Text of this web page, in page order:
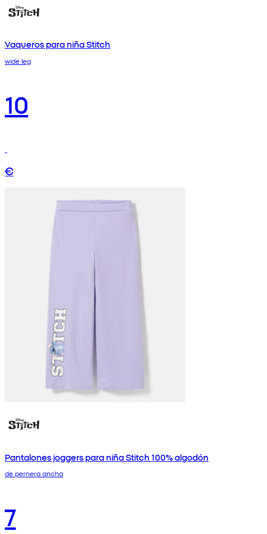
Vaqueros para niña Stitch
wide leg
10
€
Pantalones joggers para niña Stitch 100% algodón
de pernera ancha
7